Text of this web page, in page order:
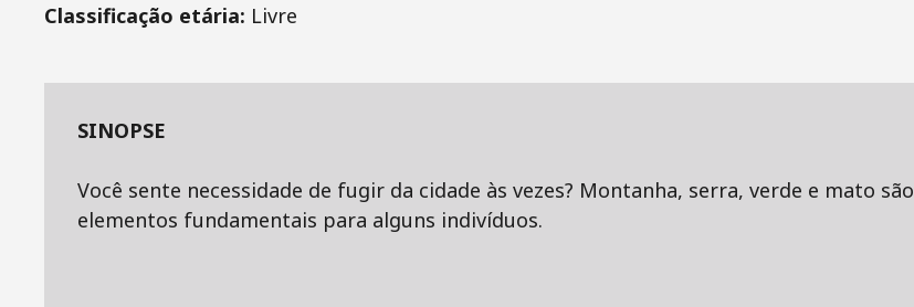
Classificação etária: Livre
SINOPSE
Você sente necessidade de fugir da cidade às vezes? Montanha, serra, verde e mato são
elementos fundamentais para alguns indivíduos.